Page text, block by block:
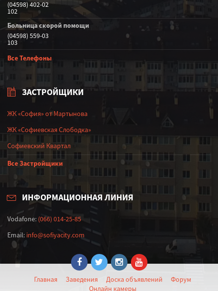
(04598) 402-02
102
Больница скорой помощи
(04598) 559-03
103
Все Телефоны
ЗАСТРОЙЩИКИ
ЖК «София» от Мартынова
ЖК «Софиевская Слободка»
Софиевский Квартал
Все Застройщики
ИНФОРМАЦИОННАЯ ЛИНИЯ
Vodafone: (066) 014-25-85
Email: info@sofiyacity.com
Главная Заведения Доска объявлений
Форум
Онлайн камеры